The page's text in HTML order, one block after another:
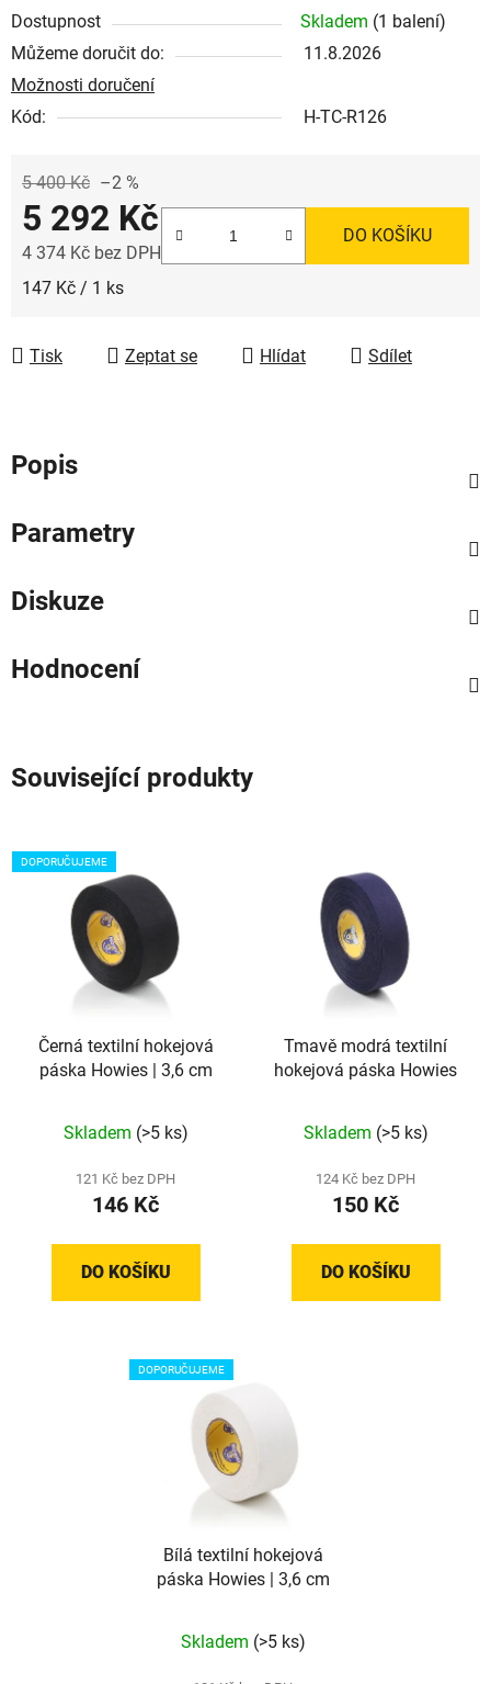
Dostupnost Skladem (1 balení)
Můžeme doručit do:
11.8.2026
Možnosti doručení
Kód:
H-TC-R126
5 400 Kč –2 %
5 292 Kč
4 374 Kč bez DPH
Měrná cena:
147 Kč / 1 ks
DO KOŠÍKU
Tisk Zeptat se Hlídat Sdílet
Popis
Parametry
Diskuze
Hodnocení
Související produkty
DOPORUČUJEME
Černá textilní hokejová
páska Howies | 3,6 cm
hodnocení
produktu
je
z
Skladem (>5 ks)
121 Kč bez DPH
146 Kč
DO KOŠÍKU
Tmavě modrá textilní
hokejová páska Howies
Skladem (>5 ks)
124 Kč bez DPH
150 Kč
DO KOŠÍKU
DOPORUČUJEME
Bílá textilní hokejová
páska Howies | 3,6 cm
hodnocení
Skladem (>5 ks)